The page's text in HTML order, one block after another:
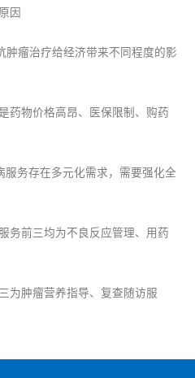
因
肿瘤治疗给经济带来不同程度的影
药物价格高昂、医保限制、购药
务存在多元化需求，需要强化全
务前三均为不良反应管理、用药
为肿瘤营养指导、复查随访服